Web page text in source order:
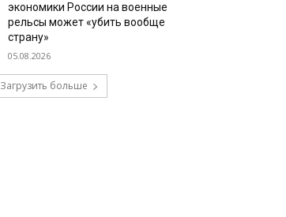
экономики России на военные
рельсы может «убить вообще
страну»
05.08.2026
Загрузить больше